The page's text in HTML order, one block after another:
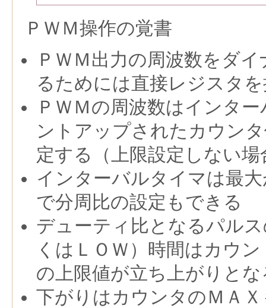
ＰＷＭ操作の覚書
ＰＷＭ出力の周波数をダ
るためには直接レジスタ
ＰＷＭの周波数はインタ
ントアップされたカウン
定する（上限設定しない
インターバルタイマは最
で分周比の設定もできる
デューティ比となるパル
くはＬＯＷ）時間はカウ
の上限値が立ち上がりとな
下がりはカウンタのＭＡ